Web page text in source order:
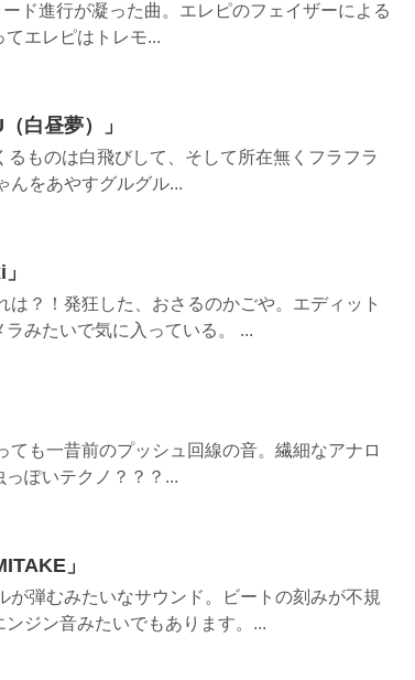
ド進行が凝った曲。エレピのフェイザーによる
エレピはトレモ...
白昼夢）」
るものは白飛びして、そして所在無くフラフラ
んをあやすグルグル...
は？！発狂した、おさるのかごや。エディット
みたいで気に入っている。 ...
ても一昔前のプッシュ回線の音。繊細なアナロ
ぽいテクノ？？？...
」
が弾むみたいなサウンド。ビートの刻みが不規
ジン音みたいでもあります。...